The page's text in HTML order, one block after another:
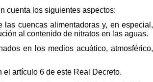
cuenta los siguientes aspectos:
cuencas alimentadoras y, en especial,
al contenido de nitratos en las aguas.
en los medios acuático, atmosférico,
artículo 6 de este Real Decreto.